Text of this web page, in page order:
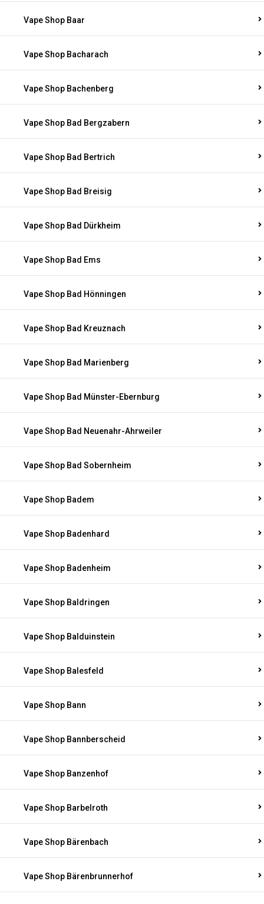
Vape Shop Baar
Vape Shop Bacharach
Vape Shop Bachenberg
Vape Shop Bad Bergzabern
Vape Shop Bad Bertrich
Vape Shop Bad Breisig
Vape Shop Bad Dürkheim
Vape Shop Bad Ems
Vape Shop Bad Hönningen
Vape Shop Bad Kreuznach
Vape Shop Bad Marienberg
Vape Shop Bad Münster-Ebernburg
Vape Shop Bad Neuenahr-Ahrweiler
Vape Shop Bad Sobernheim
Vape Shop Badem
Vape Shop Badenhard
Vape Shop Badenheim
Vape Shop Baldringen
Vape Shop Balduinstein
Vape Shop Balesfeld
Vape Shop Bann
Vape Shop Bannberscheid
Vape Shop Banzenhof
Vape Shop Barbelroth
Vape Shop Bärenbach
Vape Shop Bärenbrunnerhof